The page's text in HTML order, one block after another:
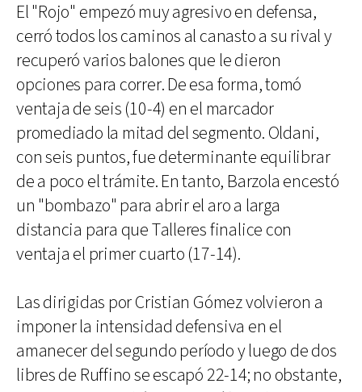
El "Rojo" empezó muy agresivo en defensa,
cerró todos los caminos al canasto a su rival y
recuperó varios balones que le dieron
opciones para correr. De esa forma, tomó
ventaja de seis (10-4) en el marcador
promediado la mitad del segmento. Oldani,
con seis puntos, fue determinante equilibrar
de a poco el trámite. En tanto, Barzola encestó
un "bombazo" para abrir el aro a larga
distancia para que Talleres finalice con
ventaja el primer cuarto (17-14).
Las dirigidas por Cristian Gómez volvieron a
imponer la intensidad defensiva en el
amanecer del segundo período y luego de dos
libres de Ruffino se escapó 22-14; no obstante,